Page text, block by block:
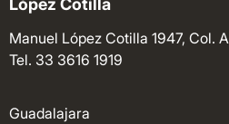
López Cotilla
Manuel López Cotilla 1947, Col.
Tel. 33 3616 1919
Guadalajara